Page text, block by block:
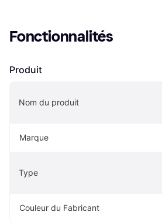
Fonctionnalités
Produit
Nom du produit
Marque
Type
Couleur du Fabricant